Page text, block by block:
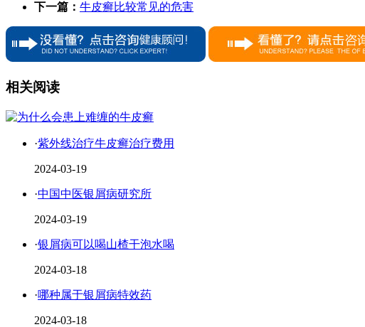
下一篇： 牛皮癣比较常见的危害
相关阅读
·紫外线治疗牛皮癣治疗费用
2024-03-19
·中国中医银屑病研究所
2024-03-19
·银屑病可以喝山楂干泡水喝
2024-03-18
·哪种属于银屑病特效药
2024-03-18